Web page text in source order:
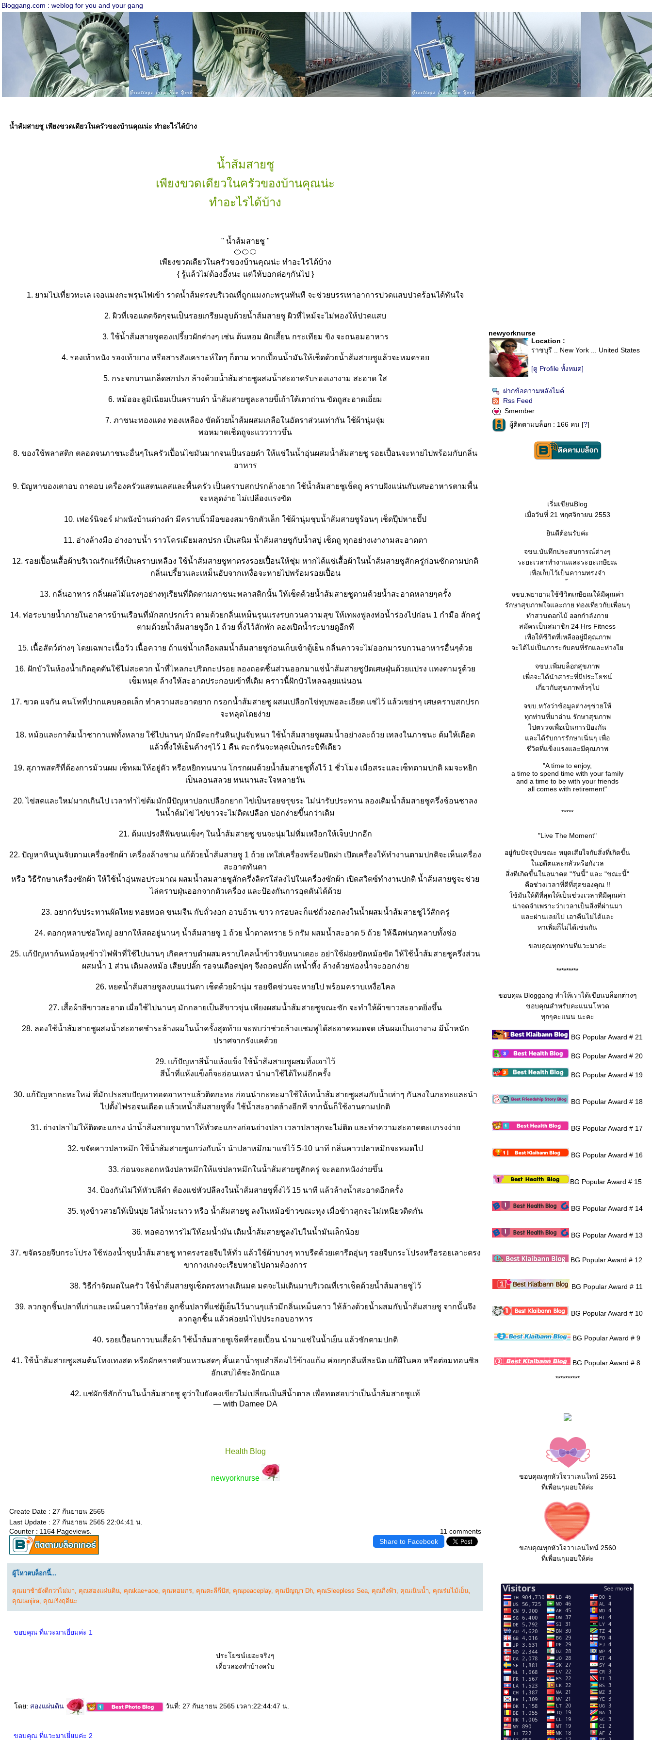
Bloggang.com : weblog for you and your gang
น้ำส้มสายชู เพียงขวดเดียวในครัวของบ้านคุณน่ะ ทำอะไรได้บ้าง
น้ำส้มสายชู
เพียงขวดเดียวในครัวของบ้านคุณน่ะ
ทำอะไรได้บ้าง
" น้ำส้มสายชู "
🍊🍊🍊
เพียงขวดเดียวในครัวของบ้านคุณน่ะ ทำอะไรได้บ้าง
{ รู้แล้วไม่ต้องอึ้งนะ แต่ให้บอกต่อๆกันไป }
1. ยามไปเที่ยวทะเล เจอแมงกะพรุนไฟเข้า ราดน้ำส้มตรงบริเวณที่ถูกแมงกะพรุนทันที จะช่วยบรรเทาอาการปวดแสบปวดร้อนได้ทันใจ
2. ผิวที่เจอแดดจัดๆจนเป็นรอยเกรียมลูบด้วยน้ำส้มสายชู ผิวที่ไหม้จะไม่พองให้ปวดแสบ
3. ใช้น้ำส้มสายชูดองเปรี้ยวผักต่างๆ เช่น ต้นหอม ผักเสี้ยน กระเทียม ขิง จะถนอมอาหาร
4. รองเท้าหนัง รองเท้ายาง หรือสารสังเคราะห์ใดๆ ก็ตาม หากเปื้อนน้ำมันให้เช็ดด้วยน้ำส้มสายชูแล้วจะหมดรอ
5. กระจกบานเกล็ดสกปรก ล้างด้วยน้ำส้มสายชูผสมน้ำสะอาดรับรองเงางาม สะอาด ใส
6. หม้ออะลูมิเนียมเป็นคราบดำ น้ำส้มสายชูละลายขี้เถ้าใต้เตาถ่าน ขัดถูสะอาดเอี่ยม
7. ภาชนะทองแดง ทองเหลือง ขัดด้วยน้ำส้มผสมเกลือในอัตราส่วนเท่ากัน ใช้ผ้านุ่มจุ่ม
พอหมาดเช็ดถูจะแวววาวขึ้น
8. ของใช้พลาสติก ตลอดจนภาชนะอื่นๆในครัวเปื้อนไขมันมากจนเป็นรอยดำ ให้แช่ในน้ำอุ่นผสมน้ำส้มสายชู รอยเปื้อนจะหายไปพร้อมกับกลิ่น
อาหาร
9. ปัญหาของเตาอบ ถาดอบ เครื่องครัวแสตนเลสและพื้นครัว เป็นคราบสกปรกล้างยาก ใช้น้ำส้มสายชูเช็ดถู คราบฝังแน่นกับเศษอาหารตามพื้น
จะหลุดง่าย ไม่เปลืองแรงขัด
10. เฟอร์นิจอร์ ฝาผนังบ้านด่างดำ มีคราบนิ้วมือของสมาชิกตัวเล็ก ใช้ผ้านุ่มชุบน้ำส้มสายชูร้อนๆ เช็ดปุ๊ปหายปั๊ป
11. อ่างล้างมือ อ่างอาบน้ำ ราวโครเมียมสกปรก เป็นสนิม น้ำส้มสายชูกับน้ำสบู่ เช็ดถู ทุกอย่างเงางามสะอาดตา
12. รอยเปื้อนเสื้อผ้าบริเวณรักแร้ที่เป็นคราบเหลือง ใช้น้ำส้มสายชูทาตรงรอยเปื้อนให้ชุ่ม หากได้แช่เสื้อผ้าในน้ำส้มสายชูสักครู่ก่อนซักตามปกติ
กลิ่นเปรี้ยวและเหม็นอับจากเหงื่อจะหายไปพร้อมรอยเปื้อน
13. กลิ่นอาหาร กลิ่นผลไม้แรงๆอย่างทุเรียนที่ติดตามภาชนะพลาสติกนั้น ให้เช็ดด้วยน้ำส้มสายชูตามด้วยน้ำสะอาดหลายๆครั้ง
14. ท่อระบายน้ำภายในอาคารบ้านเรือนที่มักสกปรกเร็ว ตามด้วยกลิ่นเหม็นรุนแรงรบกวนความสุข ให้เทผงฟูลงท่อน้ำร่องไปก่อน 1 กำมือ สักครู่
ตามด้วยน้ำส้มสายชูอีก 1 ถ้วย ทิ้งไว้สักพัก ลองเปิดน้ำระบายดูอีกที
15. เนื้อสัตว์ต่างๆ โดยเฉพาะเนื้อวัว เนื้อควาย ถ้าแช่น้ำเกลือผสมน้ำส้มสายชูก่อนเก็บเข้าตู้เย็น กลิ่นคาวจะไม่ออกมารบกวนอาหารอื่นๆด้ว
16. ฝักบัวในห้องน้ำเกิดอุดตันใช้ไม่สะดวก น้ำที่ไหลกะปริดกะปรอย ลองถอดชิ้นส่วนออกมาแช่น้ำส้มสายชูปัดเศษฝุ่นด้วยแปรง แทงตามรูด้ว
เข็มหมุด ล้างให้สะอาดประกอบเข้าที่เดิม คราวนี้ฝักบัวไหลฉลุยแน่นอน
17. ขวด แจกัน คนโทที่ปากแคบคอดเล็ก ทำความสะอาดยาก กรอกน้ำส้มสายชู ผสมเปลือกไข่ทุบพอละเอียด แช่ไว้ แล้วเขย่าๆ เศษคราบสกปรก
จะหลุดโดยง่า
18. หม้อและกาต้มน้ำชากาแฟทั้งหลาย ใช้ไปนานๆ มักมีตะกรันหินปูนจับหนา ใช้น้ำส้มสายชูผสมน้ำอย่างละถ้วย เทลงในภาชนะ ต้มให้เดือด
ล้วทิ้งให้เย็นค้างๆไว้ 1 คืน ตะกรันจะหลุดเป็นกระบิทีเดียว
19. สุภาพสตรีที่ต้องการม้วนผม เซ็ทผมให้อยู่ตัว หรือหยิกทนนาน โกรกผมด้วยน้ำส้มสายชูทิ้งไว้ 1 ชั่วโมง เมื่อสระและเซ็ทตามปกติ ผมจะหยิก
เป็นลอนสลวย ทนนานสะใจหลายวัน
20. ไข่สดและใหม่มากเกินไป เวลาทำไข่ต้มมักมีปัญหาปอกเปลือกยาก ไข่เป็นรอยขรุขระ ไม่น่ารับประทาน ลองเติมน้ำส้มสายชูครึ่งช้อนชาลง
นน้ำต้มไข่ ไข่ขาวจะไม่ติดเปลือก ปอกง่ายขึ้นกว่าเดิม
21. ต้มแปรงสีฟันขนแข็งๆ ในน้ำส้มสายชู ขนจะนุ่มไม่ทิ่มเหงือกให้เจ็บปากอีก
22. ปัญหาหินปูนจับตามเครื่องซักผ้า เครื่องล้างชาม แก้ด้วยน้ำส้มสายชู 1 ถ้วย เทใส่เครื่องพร้อมปิดฝา เปิดเครื่องให้ทำงานตามปกติจะเห็นเครื่อง
สะอาดทันตา
หรือ วิธีรักษาเครื่องซักผ้า ให้ใช้น้ำอุ่นพอประมาณ ผสมน้ำสมสายชูสักครึ่งลิตรใส่ลงไปในเครื่องซักผ้า เปิดสวิตซ์ทำงานปกติ น้ำส้มสายชูจะช่ว
ไล่คราบฝุ่นออกจากตัวเครื่อง และป้องกันการอุดตันได้ด้ว
23. อยากรับประทานผัดไทย หอยทอด ขนมจีน กับถั่วงอก อวบอ้วน ขาว กรอบละก็แช่ถั่วงอกลงในน้ำผสมน้ำส้มสายชูไว้สักครู่
24. ดอกกุหลาบช่อใหญ่ อยากให้สดอยู่นานๆ น้ำส้มสายชู 1 ถ้วย น้ำตาลทราย 5 กรัม ผสมน้ำสะอาด 5 ถ้วย ให้ฉีดพ่นกุหลาบทั้งช่อ
25. แก้ปัญหาก้นหม้อหุงข้าวไฟฟ้าที่ใช้ไปนานๆ เกิดคราบดำผสมคราบไคลน้ำข้าวจับหนาเตอะ อย่าใช้ฝอยขัดหม้อขัด ให้ใช้น้ำส้มสายชูครึ่งส่วน
ผสมน้ำ 1 ส่วน เติมลงหม้อ เสียบปลั๊ก รอจนเดือดปุดๆ จึงถอดปลั๊ก เทน้ำทิ้ง ล้างด้วยฟองน้ำจะออกง่า
26. หยดน้ำส้มสายชูลงบนแว่นตา เช็ดด้วยผ้านุ่ม รอยขีดข่วนจะหายไป พร้อมคราบเหงื่อไคล
27. เสื้อผ้าสีขาวสะอาด เมื่อใช้ไปนานๆ มักกลายเป็นสีขาวขุ่น เพียงผสมน้ำส้มสายชูขณะซัก จะทำให้ผ้าขาวสะอาดยิ่งขึ้น
28. ลองใช้น้ำส้มสายชูผสมน้ำสะอาดชำระล้างผมในน้ำครั้งสุดท้าย จะพบว่าช่วยล้างแชมพูได้สะอาดหมดจด เส้นผมเป็นเงางาม มีน้ำหนัก
ปราศจากรังแคด้ว
29. แก้ปัญหาสีน้ำแห้งแข็ง ใช้น้ำส้มสายชูผสมทิ้งเอาไว้
สีน้ำที่แห้งแข็งก็จะอ่อนเหลว นำมาใช้ได้ใหม่อีกครั้ง
30. แก้ปัญหากะทะใหม่ ที่มักประสบปัญหาทอดอาหารแล้วติดกะทะ ก่อนนำกะทะมาใช้ให้เทน้ำส้มสายชูผสมกับน้ำเท่าๆ กันลงในกะทะและนำ
ไปตั้งไฟรอจนเดือด แล้วเทน้ำส้มสายชูทิ้ง ใช้น้ำสะอาดล้างอีกที จากนั้นก็ใช้งานตามปกติ
31. ย่างปลาไม่ให้ติดตะแกรง นำน้ำส้มสายชูมาทาให้ทั่วตะแกรงก่อนย่างปลา เวลาปลาสุกจะไม่ติด และทำความสะอาดตะแกรงง่า
32. ขจัดคาวปลาหมึก ใช้น้ำส้มสายชูแกว่งกับน้ำ นำปลาหมึกมาแช่ไว้ 5-10 นาที กลิ่นคาวปลาหมึกจะหมดไป
33. ก่อนจะลอกหนังปลาหมึกให้แช่ปลาหมึกในน้ำส้มสายชูสักครู่ จะลอกหนังง่ายขึ้น
34. ป้องกันไม่ให้หัวปลีดำ ต้องแช่หัวปลีลงในน้ำส้มสายชูทิ้งไว้ 15 นาที แล้วล้างน้ำสะอาดอีกครั้ง
35. หุงข้าวสวยให้เป็นปุย ใส่น้ำมะนาว หรือ น้ำส้มสายชู ลงในหม้อข้าวขณะหุง เมื่อข้าวสุกจะไม่เหนียวติดกัน
36. ทอดอาหารไม่ให้อมน้ำมัน เติมน้ำส้มสายชูลงไปในน้ำมันเล็กน้อ
37. ขจัดรอยจีบกระโปรง ใช้ฟองน้ำชุบน้ำส้มสายชู ทาตรงรอยจีบให้ทั่ว แล้วใช้ผ้าบางๆ ทาบรีดด้วยเตารีดอุ่นๆ รอยจีบกระโปรงหรือรอยเลาะตรง
ขากางเกงจะเรียบหายไปตามต้องการ
38. วิธีกำจัดมดในครัว ใช้น้ำส้มสายชูเช็ดตรงทางเดินมด มดจะไม่เดินมาบริเวณที่เราเช็ดด้วยน้ำส้มสายชูไว้
39. ลวกลูกชิ้นปลาที่เก่าและเหม็นคาวให้อร่อย ลูกชิ้นปลาที่แช่ตู้เย็นไว้นานๆแล้วมีกลิ่นเหม็นคาว ให้ล้างด้วยน้ำผสมกับน้ำส้มสายชู จากนั้นจึง
ลวกลูกชิ้น แล้วค่อยนำไปประกอบอาหาร
40. รอยเปื้อนกาวบนเสื้อผ้า ใช้น้ำส้มสายชูเช็ดที่รอยเปื้อน นำมาแช่ในน้ำเย็น แล้วซักตามปกติ
41. ใช้น้ำส้มสายชูผสมต้นโทงเทงสด หรือผักคราดหัวแหวนสดๆ คั้นเอาน้ำชุบสำลีอมไว้ข้างแก้ม ค่อยๆกลืนทีละนิด แก้ฝีในคอ หรือต่อมทอนซิล
อักเสบได้ชะงักนักแล
42. แช่ผักชีสักก้านในน้ำส้มสายชู ดูว่าใบยังคงเขียวไม่เปลี่ยนเป็นสีน้ำตาล เพื่อทดสอบว่าเป็นน้ำส้มสายชูแท้
— with Damee DA
Health Blog
newyorknurse
Create Date : 27 กันยายน 2565
Last Update : 27 กันยายน 2565 22:04:41 น.
11 comments
Counter : 1164 Pageviews.
Share to Facebook
ผู้โหวตบล็อกนี้...
คุณมาช้ายังดีกว่าไม่มา, คุณสองแผ่นดิน, คุณkae+aoe, คุณหอมกร, คุณตะลีกีปัส, คุณpeaceplay, คุณปัญญา Dh, คุณSleepless Sea, คุณกิ่งฟ้า, คุณเนินน้ำ, คุณร่มไม้เย็น,
คุณtanjira, คุณเริงฤดีนะ
ขอบคุณ ที่แวะมาเยี่ยมค่ะ 1
ประโยชน์เยอะจริงๆ
เดี๋ยวลองทำบ้างครับ
ดย: สองแผ่นดิน วันที่: 27 กันยายน 2565 เวลา:22:44:47 น.
ขอบคุณ ที่แวะมาเยี่ยมค่ะ 2
newyorknurse
Location :
ราชบุรี .. New York ... United States
[ดู Profile ทั้งหมด]
ฝากข้อความหลังไมค์
Rss Feed
Smember
ผู้ติดตามบล็อก : 166 คน [?]
เริ่มเขียนBlog
เมื่อวันที่ 21 พฤศจิกายน 2553
ินดีต้อนรับค่ะ
จขบ.บันทึกประสบการณ์ต่างๆ
ระยะเวลาทำงานและระยะเกษียณ
เพื่อเก็บไว้เป็นความทรงจำ
จขบ.พยายามใช้ชีวิตเกษียณให้มีคุณค่า
รักษาสุขภาพใจและกาย ท่องเที่ยวกับเพื่อนๆ
ทำสวนดอกไม้ ออกกำลังกา
สมัครเป็นสมาชิก 24 Hrs Fitness
เพื่อให้ชีวิตที่เหลืออยู่มีคุณภาพ
จะได้ไม่เป็นภาระกับคนที่รักและห่วง
จขบ.เพิ่มบล็อกสุขภาพ
เพื่อจะได้นำสาระที่มีประโยชน์
เกี่ยวกับสุขภาพทั่วๆไป
จขบ.หวังว่าข้อมูลต่างๆช่วยให้
ทุกท่านที่มาอ่าน รักษาสุขภาพ
ไปตรวจเพื่อเป็นการป้องกัน
ละได้รับการรักษาเนิ่นๆ เพื่อ
ชีวิตที่แข็งแรงและมีคุณภาพ
"A time to enjoy,
a time to spend time with your family
and a time to be with your friends
all comes with retirement"
*****
"Live The Moment"
อยู่กับปัจจุบันขณะ หยุดเสียใจกับสิ่งที่เกิดขี้น
นอดีตและกลัวหรือกังวล
สิ่งทีเกิดขี้นในอนาคต "วันนี้" และ "ขณะนี้"
คือช่วงเวลาที่ดีที่สุดของคุณ !!
ช้มันให้ดีที่สุดให้เป็นช่วงเวลาทีมีคุณค่า
น่าจดจำเพราะว่าเวลาเป็นสิ่งที่ผ่านมา
ละผ่านเลยไป เอาคืนไม่ได้และ
หาเพิ่มก็ไม่ได้เช่นกัน
ขอบคุณทุกท่านที่แวะมาค่ะ
*********
ขอบคุณ Bloggang ทำให้เราได้เขียนบล็อกต่างๆ
ขอบคุณสำหรับคะแนนโหวด
ทุกๆคะแนน นะคะ
BG Popular Award # 21
BG Popular Award # 20
BG Popular Award # 19
BG Popular Award # 18
BG Popular Award # 17
BG Popular Award # 16
BG Popular Award # 15
BG Popular Award # 14
BG Popular Award # 13
BG Popular Award # 12
BG Popular Award # 11
BG Popular Award # 10
BG Popular Award # 9
BG Popular Award # 8
**********
ขอบคุณทุกหัวใจวาเลนไทน์ 2561
ที่เพื่อนๆมอบให้ค่ะ
ขอบคุณทุกหัวใจวาเลนไทน์ 2560
ที่เพื่อนๆมอบให้ค่ะ